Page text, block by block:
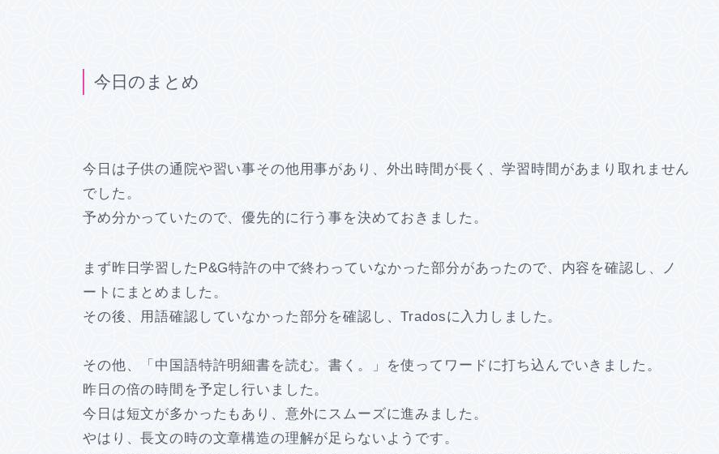
今日のまとめ
今日は子供の通院や習い事その他用事があり、外出時間が長く、学習時間があまり取れません
でした。
予め分かっていたので、優先的に行う事を決めておきました。
まず昨日学習したP&G特許の中で終わっていなかった部分があったので、内容を確認し、ノ
ートにまとめました。
その後、用語確認していなかった部分を確認し、Tradosに入力しました。
その他、「中国語特許明細書を読む。書く。」を使ってワードに打ち込んでいきました。
昨日の倍の時間を予定し行いました。
今日は短文が多かったもあり、意外にスムーズに進みました。
やはり、長文の時の文章構造の理解が足らないようです。